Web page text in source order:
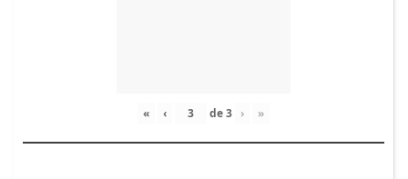
« ‹ de3 › »